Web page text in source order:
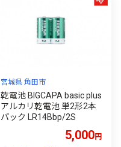
宮城県 角田市
乾電池 BIGCAPA basic plus
アルカリ乾電池 単2形2本
パック LR14Bbp/2S
5,000円